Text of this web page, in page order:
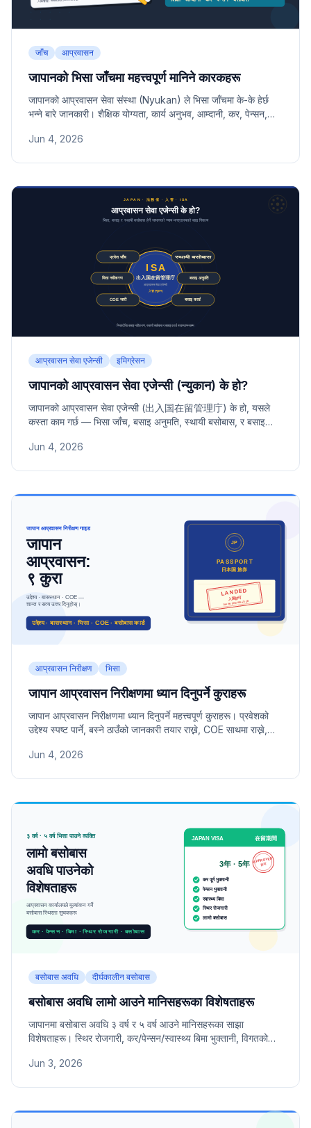
जाँच आप्रवासन
जापानको भिसा जाँचमा महत्त्वपूर्ण मानिने कारकहरू
जापानको आप्रवासन सेवा संस्था (Nyukan) ले भिसा जाँचमा के-के हेर्छ
भन्ने बारे जानकारी। शैक्षिक योग्यता, कार्य अनुभव, आम्दानी, कर, पेन्सन,
तथा स्थायी आवास अनुमतिका मुख्य बिन्दुहरू।
Jun 4, 2026
आप्रवासन सेवा एजेन्सी इमिग्रेसन
जापानको आप्रवासन सेवा एजेन्सी (न्युकान) के हो?
जापानको आप्रवासन सेवा एजेन्सी (出入国在留管理庁) के हो, यसले
कस्ता काम गर्छ — भिसा जाँच, बसाइ अनुमति, स्थायी बसोबास, र बसाइ
भूमिका र प्रमुख कार्यहरू यहाँ सङ्गृहीत छन्।
Jun 4, 2026
आप्रवासन निरीक्षण भिसा
जापान आप्रवासन निरीक्षणमा ध्यान दिनुपर्ने कुराहरू
जापान आप्रवासन निरीक्षणमा ध्यान दिनुपर्ने महत्त्वपूर्ण कुराहरू। प्रवेशको
उद्देश्य स्पष्ट पार्ने, बस्ने ठाउँको जानकारी तयार राख्ने, COE साथमा राख्ने,
जान्नुपर्ने मुख्य बुँदाहरू।
Jun 4, 2026
बसोबास अवधि दीर्घकालीन बसोबास
बसोबास अवधि लामो आउने मानिसहरूका विशेषताहरू
जापानमा बसोबास अवधि ३ वर्ष र ५ वर्ष आउने मानिसहरूका साझा
विशेषताहरू। स्थिर रोजगारी, कर/पेन्सन/स्वास्थ्य बिमा भुक्तानी, विगतको
महत्त्वपूर्ण रूपमा मूल्यांकन गर्ने तत्त्वहरू।
Jun 3, 2026